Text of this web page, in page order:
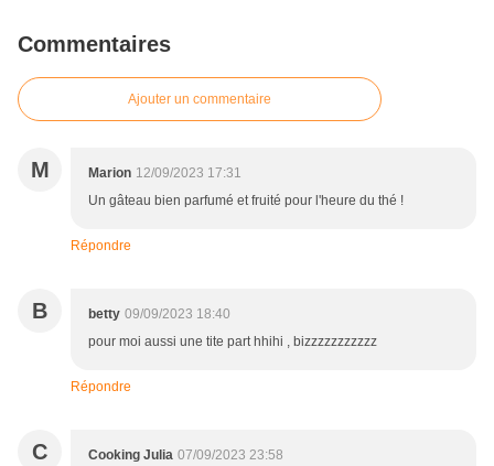
Commentaires
Ajouter un commentaire
M Marion 12/09/2023 17:31
Un gâteau bien parfumé et fruité pour l'heure du thé !
Répondre
B betty 09/09/2023 18:40
pour moi aussi une tite part hhihi , bizzzzzzzzzzz
Répondre
C Cooking Julia 07/09/2023 23:58